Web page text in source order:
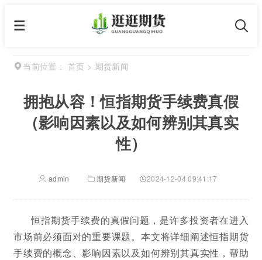
当前位置： 首页 > 期货新闻
拥抱从容！恒指期货手续费真假
（影响因素以及如何辨别其真实
性）
admin 期货新闻 2024-12-04 09:41:17
恒指期货手续费的真假问题，是许多投资者在进入
市场前必须面对的重要课题。本文将详细阐述恒指期货
手续费的概念、影响因素以及如何辨别其真实性，帮助